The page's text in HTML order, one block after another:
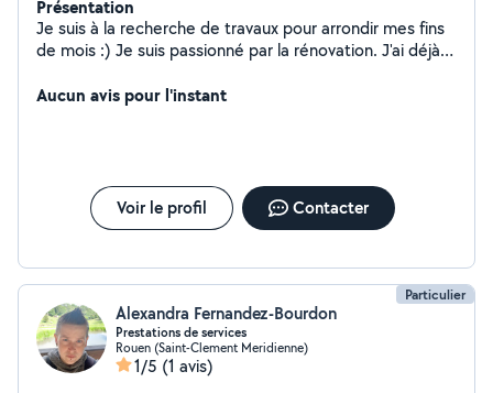
Présentation
Je suis à la recherche de travaux pour arrondir mes fins
de mois :) Je suis passionné par la rénovation. J'ai déjà
- de la peinture murs et plafonds - poser du parquet,
un meuble sur mesure - poser une cuisine Efficace pour
de petites interventions comme pour un projet sur
mesure.
Aucun avis pour l'instant
Voir le profil Contacter
Particulier
Alexandra Fernandez-Bourdon
Prestations de services
Rouen (Saint-Clement Meridienne)
1/5 (1 avis)